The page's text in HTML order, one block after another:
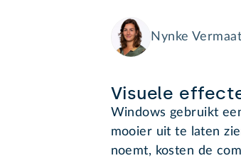
Nynke Vermaat
Visuele
Windows gebruikt
mooier uit te laten
noemt, kosten de